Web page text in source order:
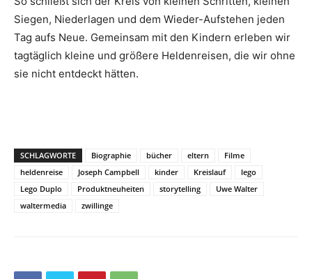
Siegen, Niederlagen und dem Wieder-Aufstehen jeden
Tag aufs Neue. Gemeinsam mit den Kindern erleben wir
tagtäglich kleine und größere Heldenreisen, die wir ohne
sie nicht entdeckt hätten.
SCHLAGWORTE Biographie bücher eltern
Filme
heldenreise
Joseph Campbell kinder Kreislauf
lego
Lego Duplo
Produktneuheiten storytelling
Uwe Walter
waltermedia
zwillinge